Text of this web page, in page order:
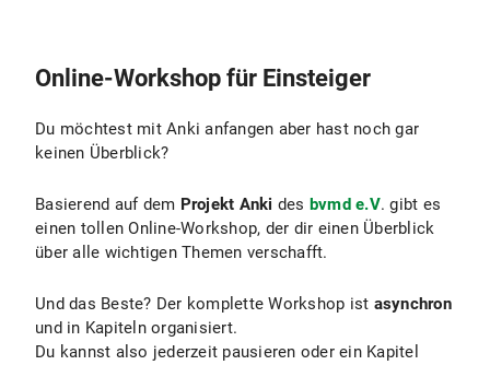
Online-Workshop für Einsteiger
Du möchtest mit Anki anfangen aber hast noch gar
keinen Überblick?
Basierend auf dem Projekt Anki des bvmd e.V. gibt es
einen tollen Online-Workshop, der dir einen Überblick
über alle wichtigen Themen verschafft.
Und das Beste? Der komplette Workshop ist asynchron
und in Kapiteln organisiert.
Du kannst also jederzeit pausieren oder ein Kapitel